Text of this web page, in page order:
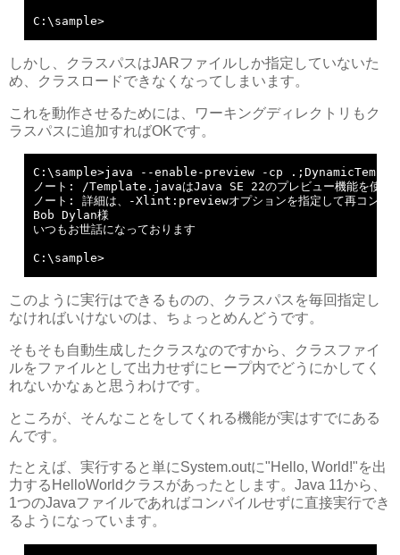
C:\sample>
しかし、クラスパスはJARファイルしか指定していないた
め、クラスロードできなくなってしまいます。
これを動作させるためには、ワーキングディレクトリもク
ラスパスに追加すればOKです。
C:\sample>java --enable-preview -cp
ノート: /Template.javaはJava SE 22のプレビュー機能を使用
ノート: 詳細は、-Xlint:previewオプションを指定して再コンパイ
Bob Dylan様
いつもお世話になっております
C:\sample>
このように実行はできるものの、クラスパスを毎回指定し
なければいけないのは、ちょっとめんどうです。
そもそも自動生成したクラスなのですから、クラスファイ
ルをファイルとして出力せずにヒープ内でどうにかしてく
れないかなぁと思うわけです。
ところが、そんなことをしてくれる機能が実はすでにある
んです。
たとえば、実行すると単にSystem.outに"Hello, World!"を出
力するHelloWorldクラスがあったとします。Java 11から、
1つのJavaファイルであればコンパイルせずに直接実行でき
るようになっています。